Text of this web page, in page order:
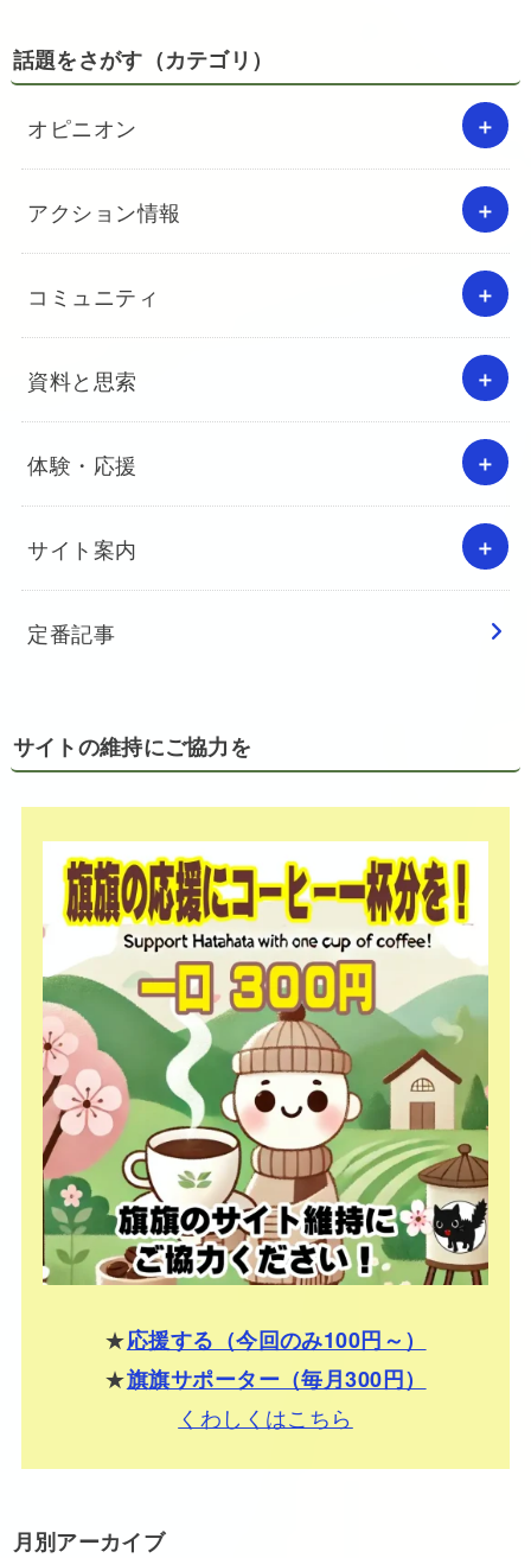
話題をさがす（カテゴリ）
オピニオン
アクション情報
コミュニティ
資料と思索
体験・応援
サイト案内
定番記事
サイトの維持にご協力を
★応援する（今回のみ100円～）
★旗旗サポーター（毎月300円）
くわしくはこちら
月別アーカイブ